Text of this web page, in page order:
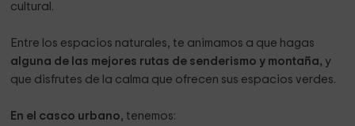
cultural.
Entre los espacios naturales, te animamos a que hagas
alguna de las mejores rutas de senderismo y montaña, y
que disfrutes de la calma que ofrecen sus espacios verdes.
En el casco urbano, tenemos: